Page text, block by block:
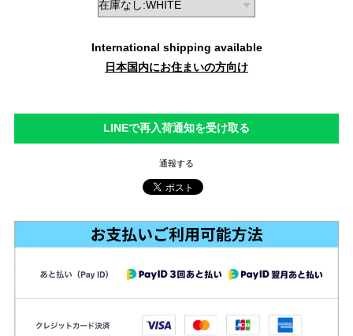
International shipping available
日本国内にお住まいの方向け
LINEで再入荷通知を受け取る
通報する